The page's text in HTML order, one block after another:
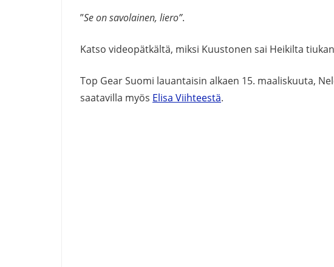
”Se on savolainen, liero”.
Katso videopätkältä, miksi Kuustonen sai Heikilta
Top Gear Suomi lauantaisin alkaen 15. maaliskuuta,
saatavilla myös Elisa Viihteestä.